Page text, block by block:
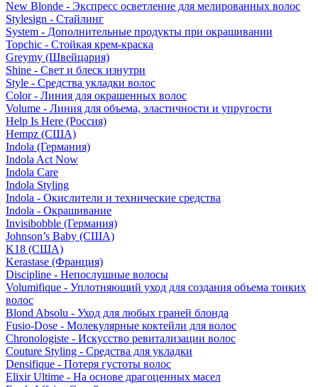
New Blonde - Экспресс осветление для мелированных волос
Stylesign - Стайлинг
System - Дополнительные продукты при окрашивании
Topchic - Стойкая крем-краска
Greymy (Швейцария)
Shine - Свет и блеск изнутри
Style - Средства укладки волос
Color - Линия для окрашенных волос
Volume - Линия для объема, эластичности и упругости
Help Is Here (Россия)
Hempz (США)
Indola (Германия)
Indola Act Now
Indola Care
Indola Styling
Indola - Окислители и технические средства
Indola - Окрашивание
Invisibobble (Германия)
Johnson’s Baby (США)
K18 (США)
Kerastase (Франция)
Discipline - Непослушные волосы
Volumifique - Уплотняющий уход для создания объема тонких
волос
Blond Absolu - Уход для любых граней блонда
Fusio-Dose - Молекулярные коктейли для волос
Chronologiste - Искусство ревитализации волос
Couture Styling - Средства для укладки
Densifique - Потеря густоты волос
Elixir Ultime - На основе драгоценных масел